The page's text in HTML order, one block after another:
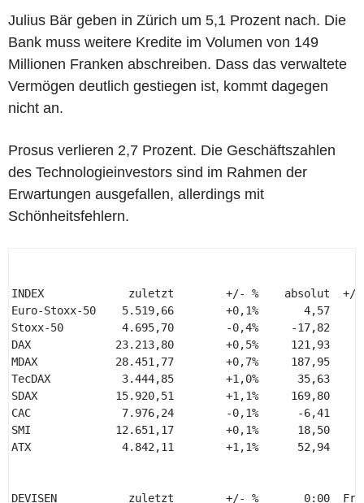
Julius Bär geben in Zürich um 5,1 Prozent nach. Die
Bank muss weitere Kredite im Volumen von 149
Millionen Franken abschreiben. Dass das verwaltete
Vermögen deutlich gestiegen ist, kommt dagegen
nicht an.
Prosus verlieren 2,7 Prozent. Die Geschäftszahlen
des Technologieinvestors sind im Rahmen der
Erwartungen ausgefallen, allerdings mit
Schönheitsfehlern.
INDEX             zuletzt        +/- %    absolut  +/-
Euro-Stoxx-50    5.519,66        +0,1%       4,57
Stoxx-50         4.695,70        -0,4%     -17,82
DAX             23.213,80        +0,5%     121,93
MDAX            28.451,77        +0,7%     187,95
TecDAX           3.444,85        +1,0%      35,63
SDAX            15.920,51        +1,1%     169,80
CAC              7.976,24        -0,1%      -6,41
SMI             12.651,17        +0,1%      18,50
ATX              4.842,11        +1,1%      52,94
DEVISEN           zuletzt        +/- %       0:00  Fr,